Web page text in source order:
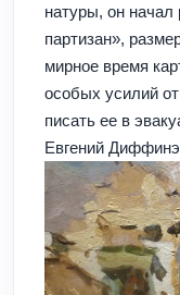
натуры, он начал
партизан»,
мирное время
особых усилий
писать ее в
Евгений Диффинэ